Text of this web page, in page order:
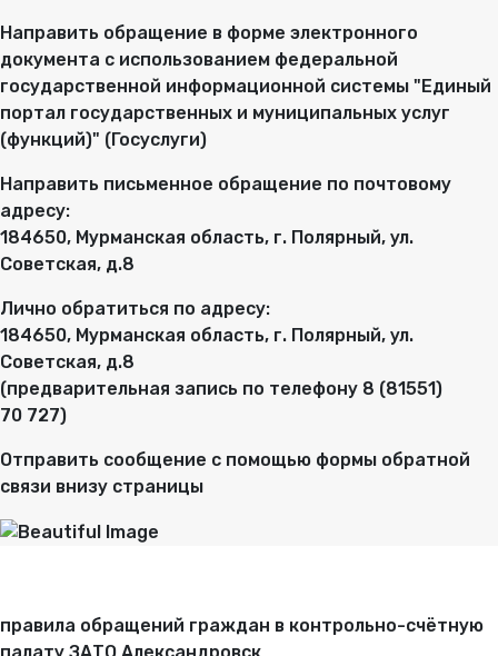
Направить обращение в форме электронного
документа с использованием федеральной
государственной информационной системы "Единый
портал государственных и муниципальных услуг
(функций)" (Госуслуги)
Направить письменное обращение по почтовому
адресу:
184650, Мурманская область, г. Полярный, ул.
Советская, д.8
Лично обратиться по адресу:
184650, Мурманская область, г. Полярный, ул.
Советская, д.8
(предварительная запись по телефону 8 (81551)
70 727)
Отправить сообщение с помощью формы обратной
связи внизу страницы
правила обращений граждан в контрольно-счётную
палату ЗАТО Александровск